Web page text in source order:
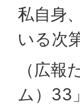
私自身
いる次
（広
ム）33